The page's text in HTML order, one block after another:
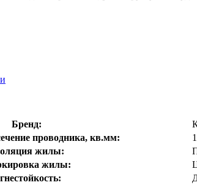
Бренд:
проводника, кв.мм:
жилы:
жилы: